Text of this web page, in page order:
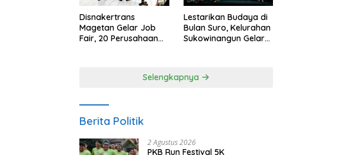
Disnakertrans
Magetan Gelar Job
Fair, 20 Perusahaan
Lestarikan Budaya di
Bulan Suro, Kelurahan
Sukowinangun Gelar
Selengkapnya
Berita Politik
2 Agustus 2026
PKB Run Festival 5K